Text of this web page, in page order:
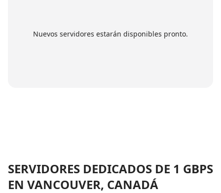
Nuevos servidores estarán disponibles pronto.
SERVIDORES DEDICADOS DE 1 GBPS
EN VANCOUVER, CANADÁ